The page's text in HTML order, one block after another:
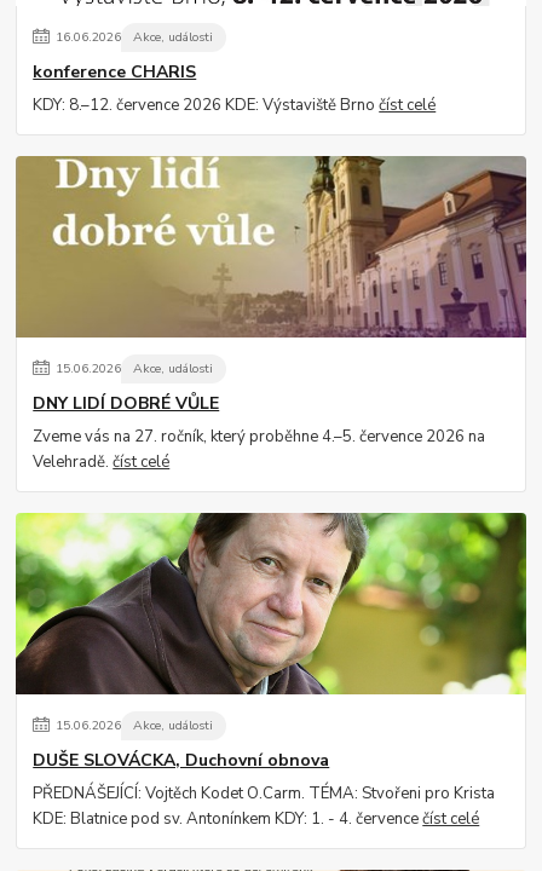
16.06.2026 Akce, události
konference CHARIS
KDY: 8.–12. července 2026 KDE: Výstaviště Brnočíst celé
15.06.2026 Akce, události
DNY LIDÍ DOBRÉ VŮLE
Zveme vás na 27. ročník, který proběhne 4.–5. července 2026 na
Velehradě.číst celé
15.06.2026 Akce, události
DUŠE SLOVÁCKA, Duchovní obnova
PŘEDNÁŠEJÍCÍ: Vojtěch Kodet O.Carm. TÉMA: Stvořeni pro Krista
KDE: Blatnice pod sv. Antonínkem KDY: 1. - 4. červencečíst celé